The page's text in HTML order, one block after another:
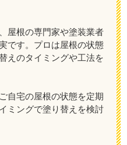
屋根の専門家や塗装業者
です。プロは屋根の状態
えのタイミングや工法を
自宅の屋根の状態を定期
ミングで塗り替えを検討